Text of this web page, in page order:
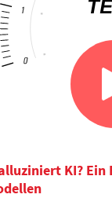
KI? Ein